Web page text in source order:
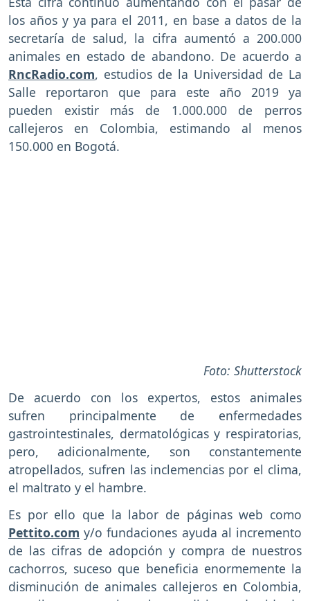
los años y ya para el 2011, en base a datos de la
secretaría de salud, la cifra aumentó a 200.000
animales en estado de abandono. De acuerdo a
RncRadio.com, estudios de la Universidad de La
Salle reportaron que para este año 2019 ya
pueden existir más de 1.000.000 de perros
callejeros en Colombia, estimando al menos
150.000 en Bogotá.
Foto: Shutterstock
De acuerdo con los expertos, estos animales
sufren principalmente de enfermedades
gastrointestinales, dermatológicas y respiratorias,
pero, adicionalmente, son constantemente
atropellados, sufren las inclemencias por el clima,
el maltrato y el hambre.
Es por ello que la labor de páginas web como
Pettito.com y/o fundaciones ayuda al incremento
de las cifras de adopción y compra de nuestros
cachorros, suceso que beneficia enormemente la
disminución de animales callejeros en Colombia,